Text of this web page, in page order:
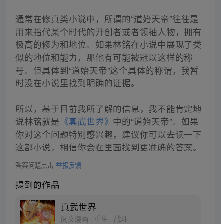
通常在修真类小说中，所谓的“道始天帝”往往是
用来指代某个时代的开创者或者领袖人物，拥有
极高的修为和地位。如果林铭在小说中展现了类
似的地位和能力，那他有可能被冠以这样的称
号。但具体到“道始天帝”这个具体的称谓，我暂
时没在小说里找到明确的证据。
所以，基于目前我所了解的信息，我不能肯定地
说林铭就是 《真武世界》 中的“道始天帝”。如果
你对这个问题特别感兴趣，建议你可以去读一下
这部小说，相信你会在里面找到更准确的答案。
答案问题点击 举报反馈
提到的作品
真武世界
阅文漫画 · 重生 · 战斗